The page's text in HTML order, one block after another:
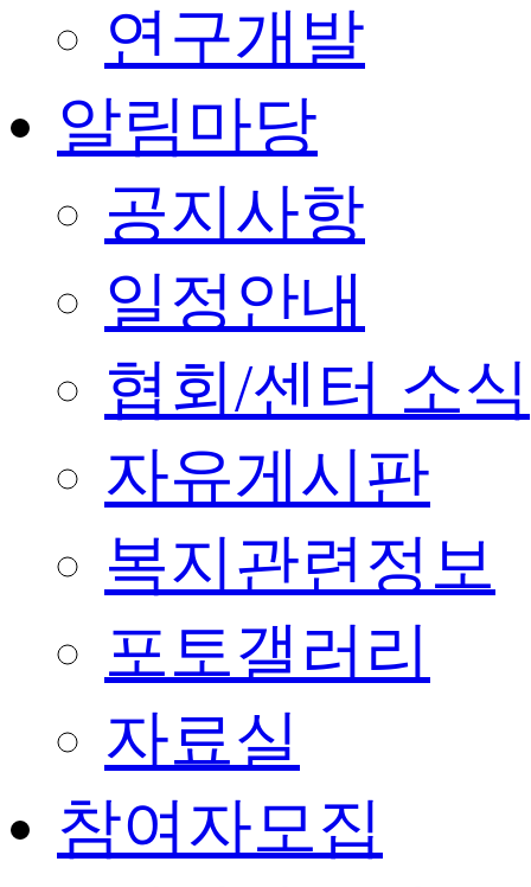
연구개발
알림마당
공지사항
일정안내
협회/센터 소식
자유게시판
복지관련정보
포토갤러리
자료실
참여자모집